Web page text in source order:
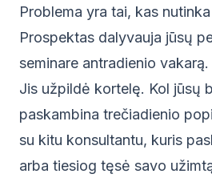
Problema yra tai, kas
Prospektas dalyvauja jūsų
seminare antradienio
Jis užpildė kortelę. Kol jūsų
paskambina trečiadienio
su kitu konsultantu, kuris
arba tiesiog tęsė savo